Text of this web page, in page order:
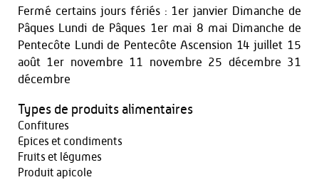
Fermé certains jours fériés : 1er janvier Dimanche de
Pâques Lundi de Pâques 1er mai 8 mai Dimanche de
Pentecôte Lundi de Pentecôte Ascension 14 juillet 15
août 1er novembre 11 novembre 25 décembre 31
décembre
Types de produits alimentaires
Confitures
Epices et condiments
Fruits et légumes
Produit apicole